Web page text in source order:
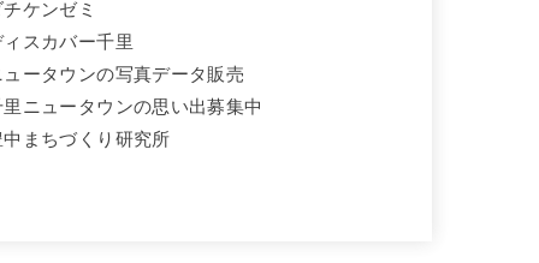
チケンゼミ
ィスカバー千里
ュータウンの写真データ販売
里ニュータウンの思い出募集中
中まちづくり研究所